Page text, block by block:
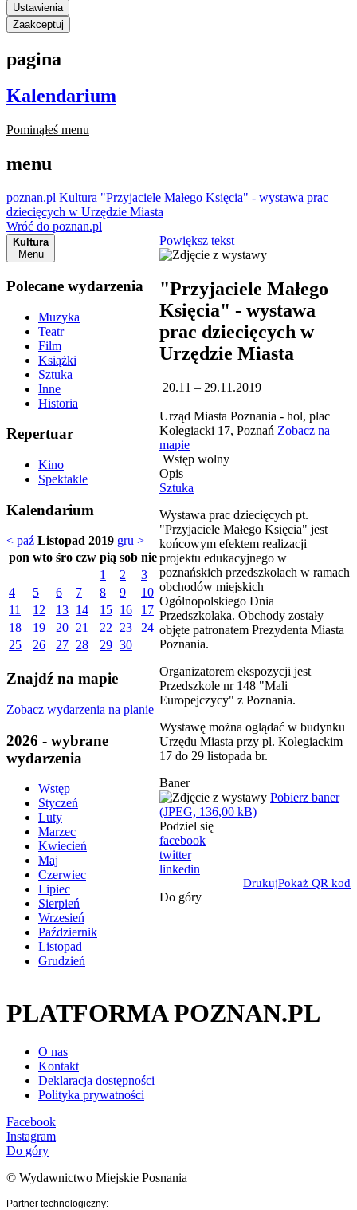
Ustawienia
Zaakceptuj
pagina
Kalendarium
Pominąłeś menu
menu
poznan.pl Kultura "Przyjaciele Małego Księcia" - wystawa prac
dziecięcych w Urzędzie Miasta
Wróć do poznan.pl
Kultura
Menu
Polecane wydarzenia
Muzyka
Teatr
Film
Książki
Sztuka
Inne
Historia
Repertuar
Kino
Spektakle
Kalendarium
< paź Listopad 2019 gru >
pon wto śro czw pią sob nie
1
2
3
4
5 6 7 8 9
10
11
12 13 14 15 16
17
18
19 20 21 22 23
24
25
26 27 28 29 30
Znajdź na mapie
Zobacz wydarzenia na planie
2026 - wybrane
wydarzenia
Wstęp
Styczeń
Luty
Marzec
Kwiecień
Maj
Czerwiec
Lipiec
Sierpień
Wrzesień
Październik
Listopad
Grudzień
Powiększ tekst
"Przyjaciele Małego
Księcia" - wystawa
prac dziecięcych w
Urzędzie Miasta
20.11 – 29.11.2019
Urząd Miasta Poznania - hol, plac
Kolegiacki 17, Poznań Zobacz na
mapie
Wstęp wolny
Opis
Sztuka
Wystawa prac dziecięcych pt.
"Przyjaciele Małego Księcia" jest
końcowym efektem realizacji
projektu edukacyjnego w
poznańskich przedszkolach w ramach
obchodów miejskich
Ogólnopolskiego Dnia
Przedszkolaka. Obchody zostały
objęte patronatem Prezydenta Miasta
Poznania.
Organizatorem ekspozycji jest
Przedszkole nr 148 "Mali
Europejczycy" z Poznania.
Wystawę można oglądać w budynku
Urzędu Miasta przy pl. Kolegiackim
17 do 29 listopada br.
Baner
Pobierz baner
(JPEG, 136,00 kB)
Podziel się
facebook
twitter
linkedin
DrukujPokaż QR kod
Do góry
PLATFORMA POZNAN.PL
O nas
Kontakt
Deklaracja dostępności
Polityka prywatności
Facebook
Instagram
Do góry
© Wydawnictwo Miejskie Posnania
Partner technologiczny: